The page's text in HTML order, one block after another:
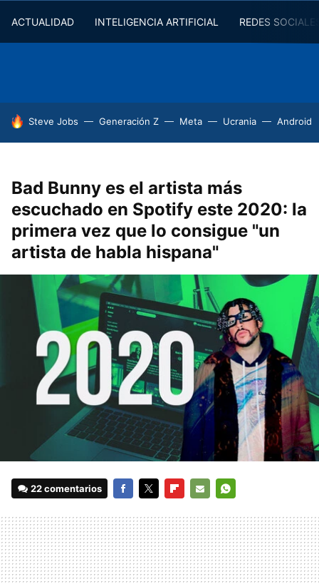
ACTUALIDAD INTELIGENCIA ARTIFICIAL REDES
HOY SE HABLA DE
Steve Jobs Generación Z Meta Ucrania Android
Bad Bunny es el artista más
escuchado en Spotify este 2020: la
primera vez que lo consigue "un
artista de habla hispana"
22 comentarios
MAIL